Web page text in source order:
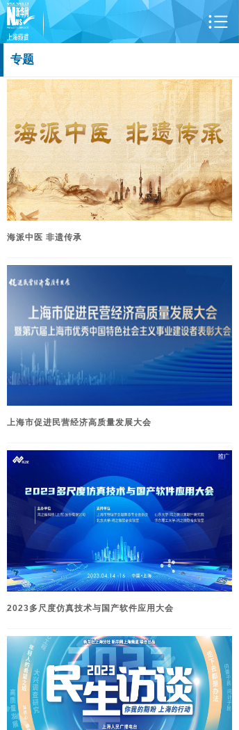
专题
海派中医 非遗传承
上海市促进民营经济高质量发展大会
2023多尺度仿真技术与国产软件应用大会